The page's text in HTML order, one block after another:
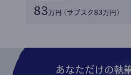
83万円 (サブスク83万円)
あなただけの執